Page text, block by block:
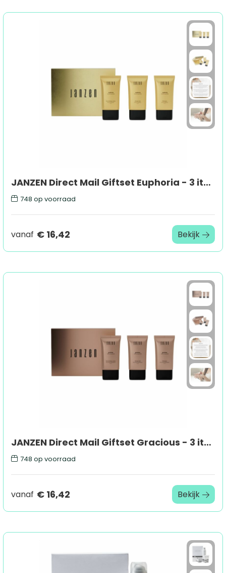
JANZEN Direct Mail Giftset Euphoria - 3 items
748 op voorraad
vanaf € 16,42 Bekijk
JANZEN Direct Mail Giftset Gracious - 3 items
748 op voorraad
vanaf € 16,42 Bekijk